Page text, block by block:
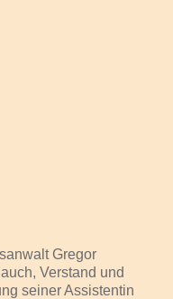
Gregor
Verstand und
seiner Assistentin